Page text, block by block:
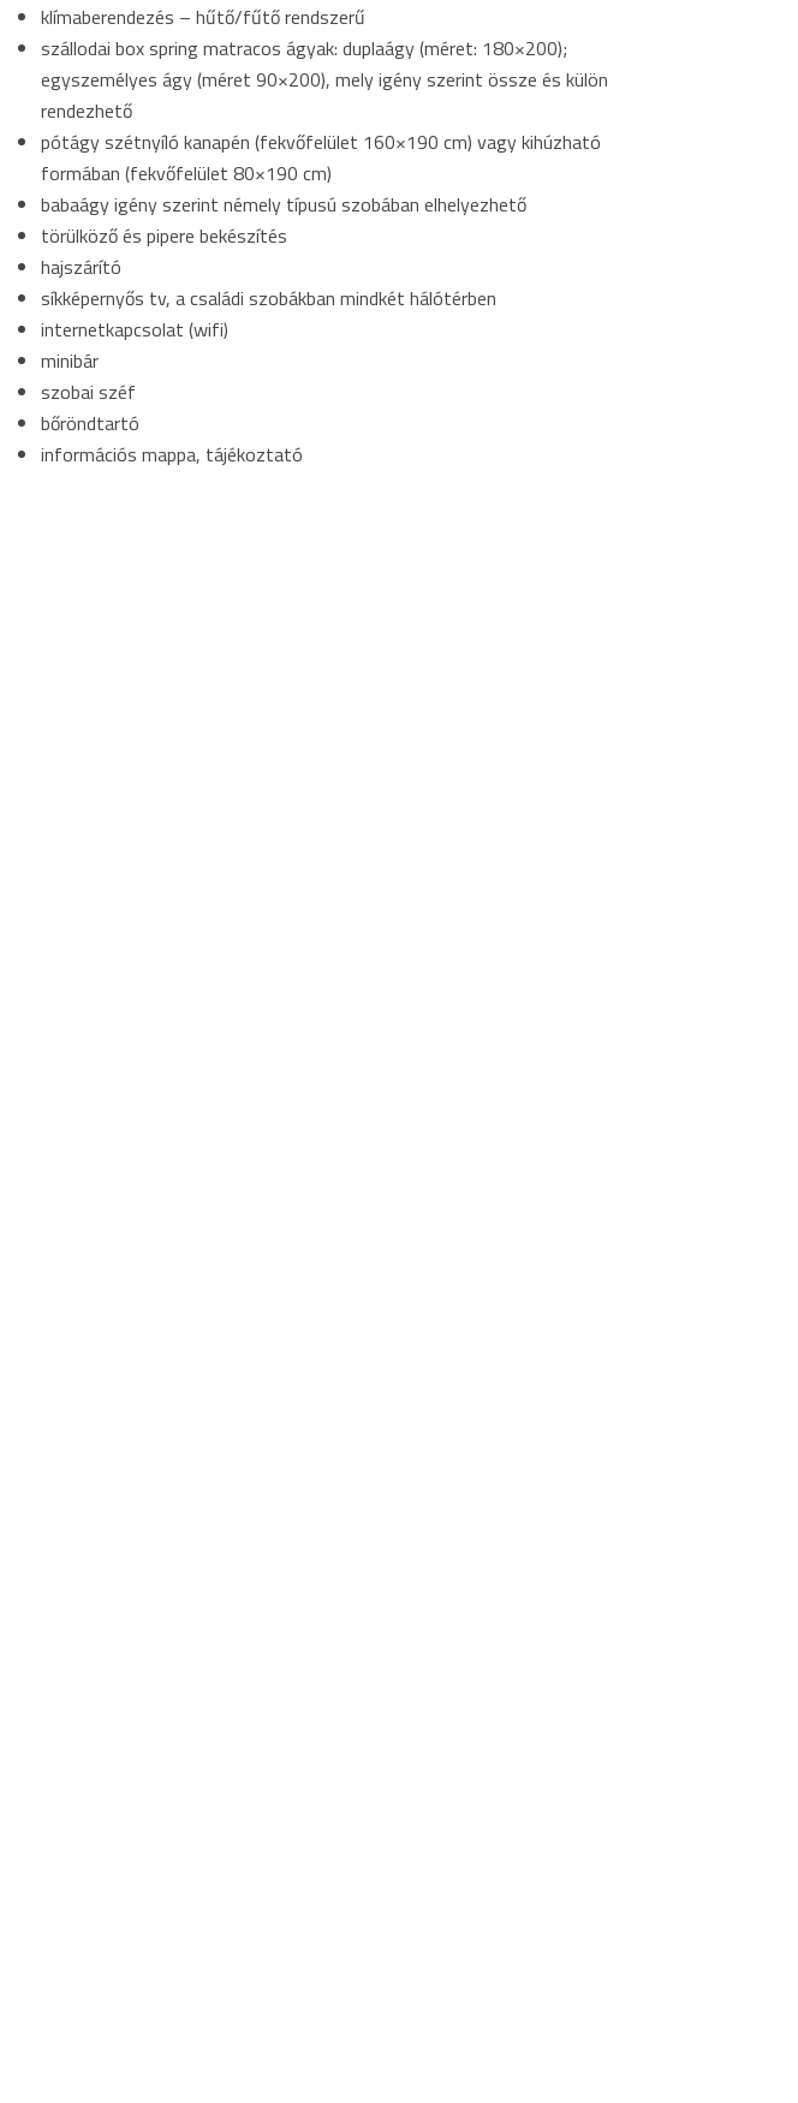
klímaberendezés – hűtő/fűtő rendszerű
szállodai box spring matracos ágyak: duplaágy (méret: 180×200);
egyszemélyes ágy (méret 90×200), mely igény szerint össze és külön
rendezhető
pótágy szétnyíló kanapén (fekvőfelület 160×190 cm) vagy kihúzható
formában (fekvőfelület 80×190 cm)
babaágy igény szerint némely típusú szobában elhelyezhető
törülköző és pipere bekészítés
hajszárító
síkképernyős tv, a családi szobákban mindkét hálótérben
internetkapcsolat (wifi)
minibár
szobai széf
bőröndtartó
információs mappa, tájékoztató